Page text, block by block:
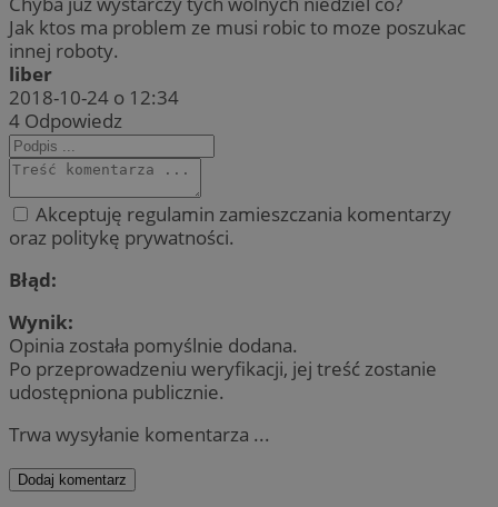
Jak ktos ma problem ze musi robic to moze poszukac
innej roboty.
liber
2018-10-24 o 12:34
4 Odpowiedz
Akceptuję regulamin zamieszczania komentarzy
oraz politykę prywatności.
Błąd:
Wynik:
Opinia została pomyślnie dodana.
Po przeprowadzeniu weryfikacji, jej treść zostanie
udostępniona publicznie.
Trwa wysyłanie komentarza ...
Dodaj komentarz